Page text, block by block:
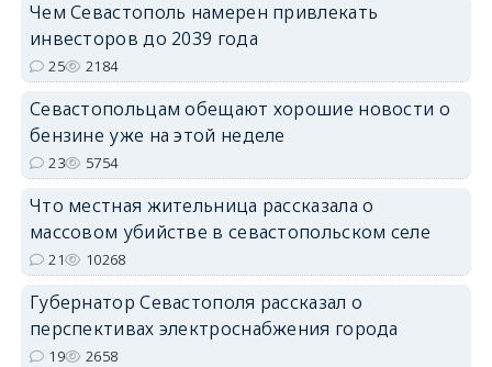
Чем Севастополь намерен привлекать
инвесторов до 2039 года
25 2184
Севастопольцам обещают хорошие новости о
бензине уже на этой неделе
23 5754
Что местная жительница рассказала о
массовом убийстве в севастопольском селе
21 10268
Губернатор Севастополя рассказал о
перспективах электроснабжения города
19 2658